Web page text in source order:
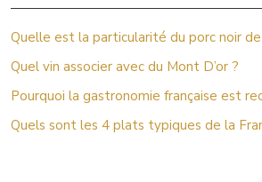
Quelle est la particularité du porc noir
Quel vin associer avec du Mont D’or ?
Pourquoi la gastronomie française est
Quels sont les 4 plats typiques de la